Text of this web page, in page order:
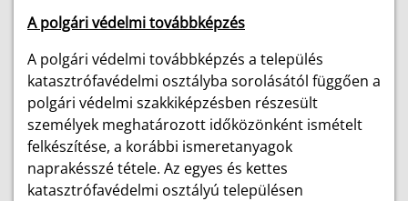
A polgári védelmi továbbképzés
A polgári védelmi továbbképzés a település
katasztrófavédelmi osztályba sorolásától függően a
polgári védelmi szakkiképzésben részesült
személyek meghatározott időközönként ismételt
felkészítése, a korábbi ismeretanyagok
naprakésszé tétele. Az egyes és kettes
katasztrófavédelmi osztályú településen